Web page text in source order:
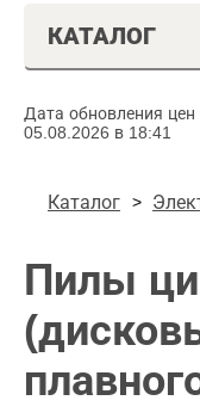
КАТАЛОГ
Дата обновления цен
05.08.2026 в 18:41
Каталог
Пилы